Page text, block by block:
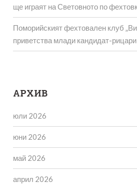
ще играят на Световното по
Поморийският фехтовален клуб
приветства млади кандидат-рицари
АРХИВ
юли 2026
юни 2026
май 2026
април 2026